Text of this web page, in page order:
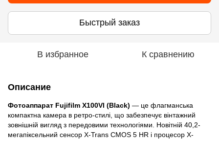
Быстрый заказ
В избранное К сравнению
Описание
Фотоаппарат Fujifilm X100VI (Black) — це флагманська
компактна камера в ретро-стилі, що забезпечує вінтажний
зовнішній вигляд з передовими технологіями. Новітній 40,2-
мегапіксельний сенсор X-Trans CMOS 5 HR і процесор X-